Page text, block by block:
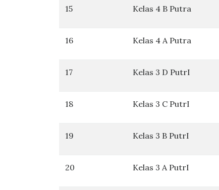
15 Kelas 4 B Putra
16 Kelas 4 A Putra
17 Kelas 3 D PutrI
18 Kelas 3 C PutrI
19 Kelas 3 B PutrI
20 Kelas 3 A PutrI